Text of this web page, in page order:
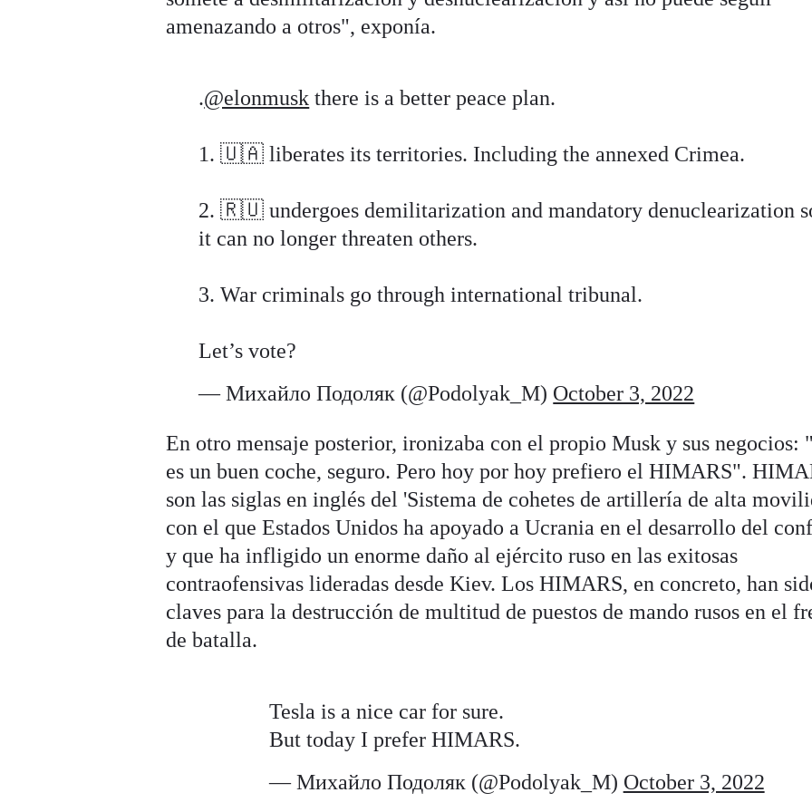
amenazando a otros", exponía.
.@elonmusk there is a better peace plan.
1. 🇺🇦 liberates its territories. Including the annexed Crimea.
2. 🇷🇺 undergoes demilitarization and mandatory denuclearization
it can no longer threaten others.
3. War criminals go through international tribunal.
Let’s vote?
— Михайло Подоляк (@Podolyak_M) October 3, 2022
En otro mensaje posterior, ironizaba con el propio Musk y sus negocios:
es un buen coche, seguro. Pero hoy por hoy prefiero el HIMARS".
son las siglas en inglés del 'Sistema de cohetes de artillería de alta
con el que Estados Unidos ha apoyado a Ucrania en el desarrollo del
y que ha infligido un enorme daño al ejército ruso en las exitosas
contraofensivas lideradas desde Kiev. Los HIMARS, en concreto, han
claves para la destrucción de multitud de puestos de mando rusos en el
de batalla.
Tesla is a nice car for sure.
But today I prefer HIMARS.
— Михайло Подоляк (@Podolyak_M) October 3, 2022